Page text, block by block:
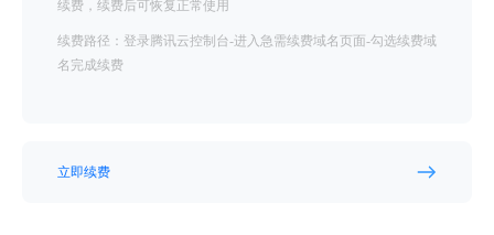
续费，续费后可恢复正常使用
续费路径：登录腾讯云控制台-进入急需续费域名页面-勾选续费域
名完成续费
立即续费